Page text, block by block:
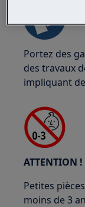
Portez des
des travaux
impliquant
ATTENTION !
Petites
moins de 3